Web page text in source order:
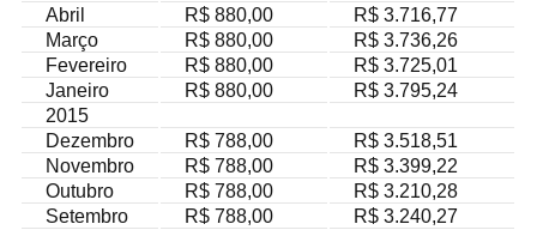
Abril
R$ 880,00
R$ 3.716,77
Março
R$ 880,00
R$ 3.736,26
Fevereiro
R$ 880,00
R$ 3.725,01
Janeiro
R$ 880,00
R$ 3.795,24
2015
Dezembro
R$ 788,00
R$ 3.518,51
Novembro
R$ 788,00
R$ 3.399,22
Outubro
R$ 788,00
R$ 3.210,28
Setembro
R$ 788,00
R$ 3.240,27